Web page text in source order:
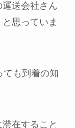
送会社さん
思っていま
ても到着の知
在すること